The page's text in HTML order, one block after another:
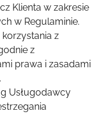
Klienta w zakresie
w Regulaminie.
z
z
prawa i zasadami
Usługodawcy